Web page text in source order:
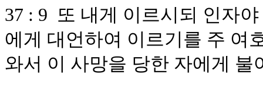
37 : 9 또 내게 이르시되 인자
에게 대언하여 이르기를 주 여
와서 이 사망을 당한 자에게